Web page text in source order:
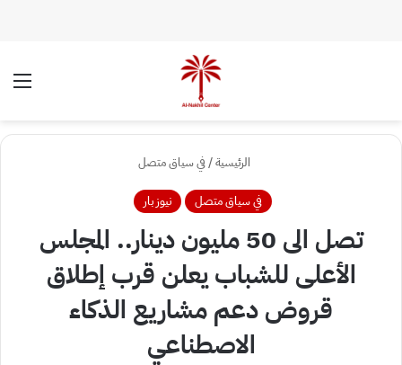
الرئيسية/في سياق متصل
في سياق متصل نيوز بار
تصل الى 50 مليون دينار.. المجلس
الأعلى للشباب يعلن قرب إطلاق
قروض دعم مشاريع الذكاء
الاصطناعي